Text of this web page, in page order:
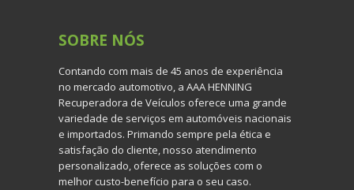
SOBRE NÓS
Contando com mais de 45 anos de experiência
no mercado automotivo, a AAA HENNING
Recuperadora de Veículos oferece uma grande
variedade de serviços em automóveis nacionais
e importados. Primando sempre pela ética e
satisfação do cliente, nosso atendimento
personalizado, oferece as soluções com o
melhor custo-benefício para o seu caso.